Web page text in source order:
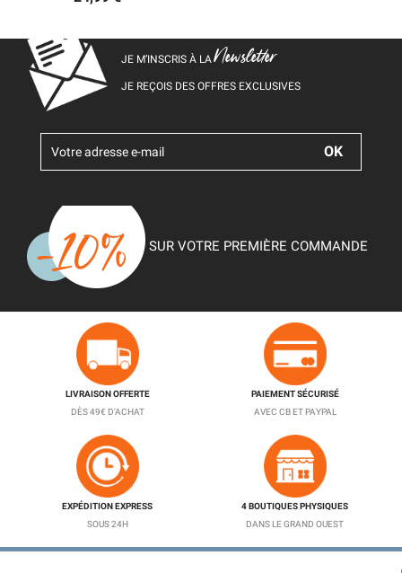
JE M’INSCRIS À LANewsletter
JE REÇOIS DES OFFRES EXCLUSIVES
SUR VOTRE PREMIÈRE COMMANDE
LIVRAISON OFFERTE
DÈS 49€ D'ACHAT
PAIEMENT SÉCURISÉ
AVEC CB ET PAYPAL
EXPÉDITION EXPRESS
SOUS 24H
4 BOUTIQUES PHYSIQUES
DANS LE GRAND OUEST